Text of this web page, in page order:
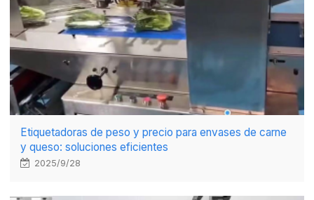
Etiquetadoras de peso y precio para envases de carne
y queso: soluciones eficientes
2025/9/28